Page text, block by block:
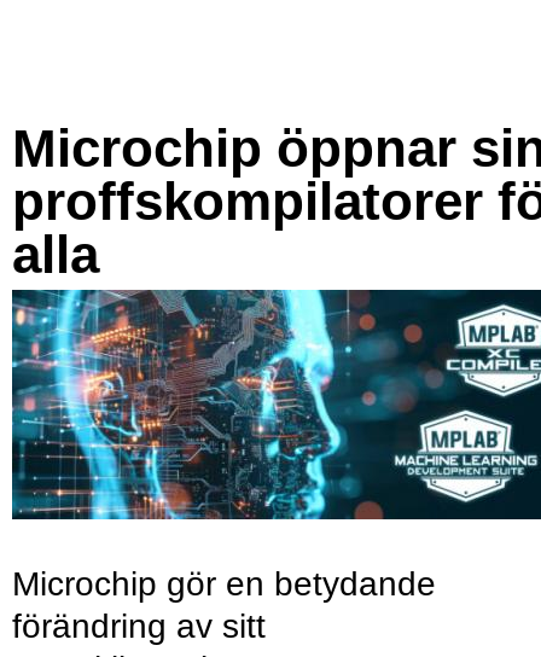
Microchip öppnar
proffskompilatorer
alla
Microchip gör en betydande
förändring av sitt